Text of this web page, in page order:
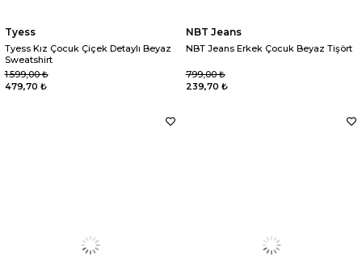
Tyess
Tyess Kız Çocuk Çiçek Detaylı Beyaz
Sweatshirt
479,70 ₺
1.599,00 ₺
NBT Jeans
NBT Jeans Erkek Çocuk Beyaz Tişört
239,70 ₺
799,00 ₺